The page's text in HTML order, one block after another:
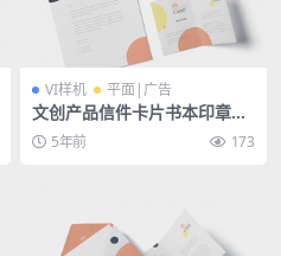
VI样机 平面|广告
文创产品信件卡片书本印章办
公用品psd样机
5年前 173